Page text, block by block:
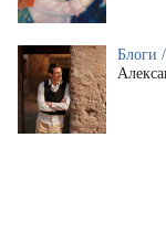
Блоги /